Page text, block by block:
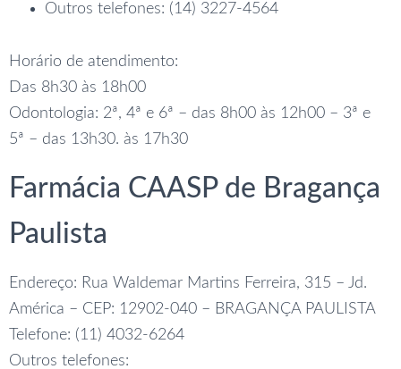
Outros telefones: (14) 3227-4564
Horário de atendimento:
Das 8h30 às 18h00
Odontologia: 2ª, 4ª e 6ª – das 8h00 às 12h00 – 3ª e
5ª – das 13h30. às 17h30
Farmácia CAASP de Bragança
Paulista
Endereço: Rua Waldemar Martins Ferreira, 315 – Jd.
América – CEP: 12902-040 – BRAGANÇA PAULISTA
Telefone: (11) 4032-6264
Outros telefones: